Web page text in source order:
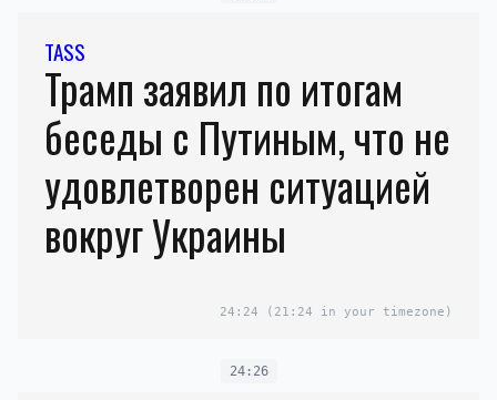
TASS
Трамп заявил по итогам
беседы с Путиным, что не
удовлетворен ситуацией
вокруг Украины
24:24 (21:24 in your timezone)
24:26